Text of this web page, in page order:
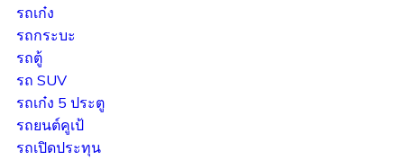
รถเก๋ง
รถกระบะ
รถตู้
รถ SUV
รถเก๋ง 5 ประตู
รถยนต์คูเป้
รถเปิดประทุน